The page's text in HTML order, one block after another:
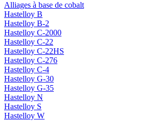
Alliages à base de cobalt
Hastelloy B
Hastelloy B-2
Hastelloy C-2000
Hastelloy C-22
Hastelloy C-22HS
Hastelloy C-276
Hastelloy C-4
Hastelloy G-30
Hastelloy G-35
Hastelloy N
Hastelloy S
Hastelloy W